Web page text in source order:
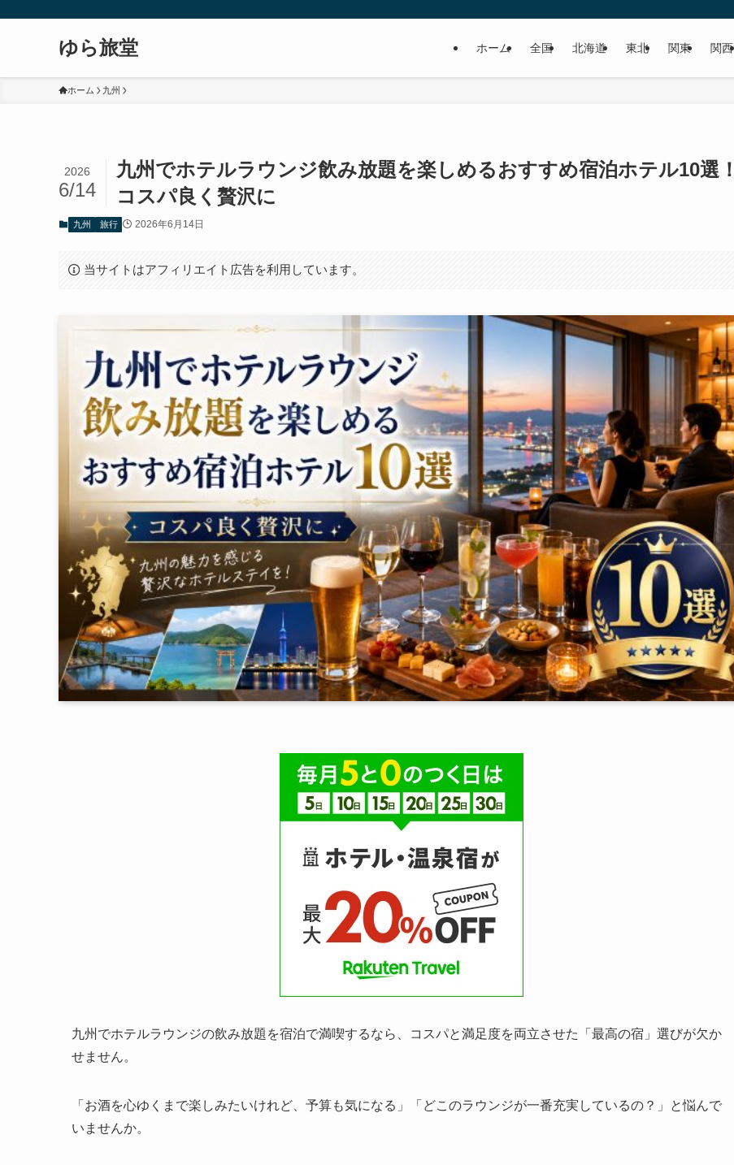
ゆら旅堂 ホーム 全国 北海道 東北 関東 関西
ホーム 九州
九州でホテルラウンジ飲み放題を楽しめるおすすめ宿泊ホテル10選！
コスパ良く贅沢に
2026
6/14
九州 旅行 2026年6月14日
当サイトはアフィリエイト広告を利用しています。
九州でホテルラウンジの飲み放題を宿泊で満喫するなら、コスパと満足度を両立させた「最高の宿」選びが欠か
せません。
「お酒を心ゆくまで楽しみたいけれど、予算も気になる」「どこのラウンジが一番充実しているの？」と悩んで
いませんか。